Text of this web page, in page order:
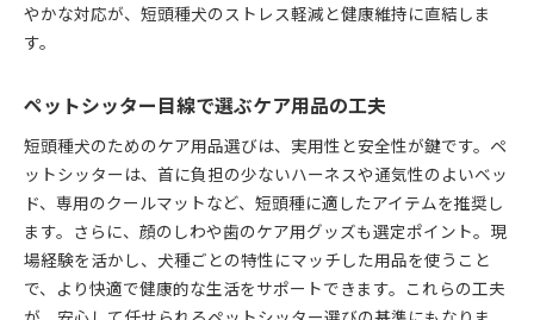
やかな対応が、短頭種犬のストレス軽減と健康維持に直結しま
す。
ペットシッター目線で選ぶケア用品の工夫
短頭種犬のためのケア用品選びは、実用性と安全性が鍵です。ペ
ットシッターは、首に負担の少ないハーネスや通気性のよいベッ
ド、専用のクールマットなど、短頭種に適したアイテムを推奨し
ます。さらに、顔のしわや歯のケア用グッズも選定ポイント。現
場経験を活かし、犬種ごとの特性にマッチした用品を使うこと
で、より快適で健康的な生活をサポートできます。これらの工夫